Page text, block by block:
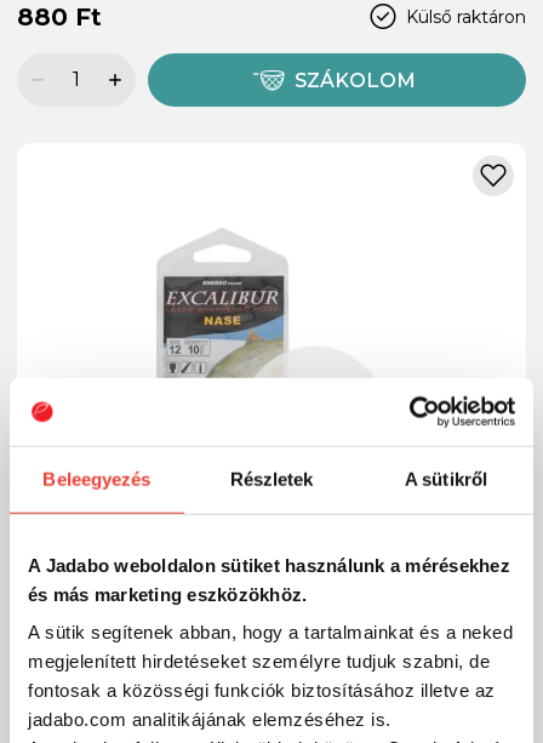
Beleegyezés Részletek A sütikről
A Jadabo weboldalon sütiket használunk a mérésekhez
és más marketing eszközökhöz.
A sütik segítenek abban, hogy a tartalmainkat és a neked
megjelenített hirdetéseket személyre tudjuk szabni, de
fontosak a közösségi funkciók biztosításához illetve az
jadabo.com analitikájának elemzéséhez is.
Külső raktáron
880 Ft
SZÁKOLOM
Külső raktáron
590 Ft
SZÁKOLOM